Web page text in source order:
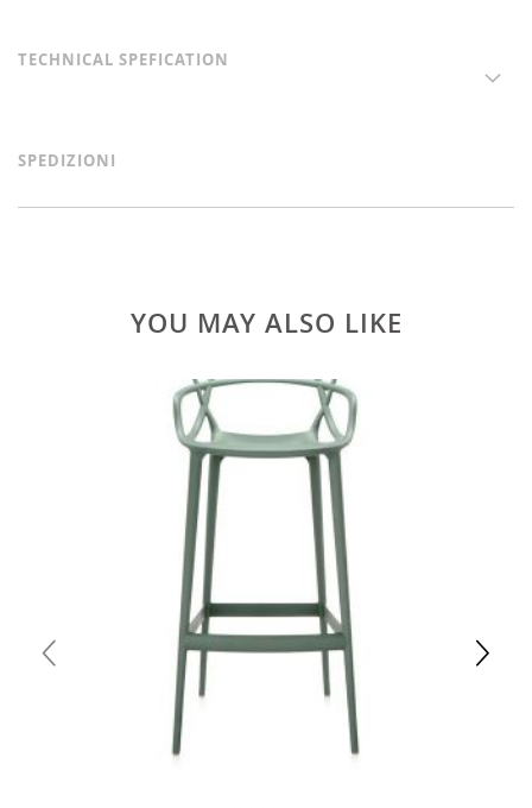
TECHNICAL SPEFICATION
SPEDIZIONI
YOU MAY ALSO LIKE